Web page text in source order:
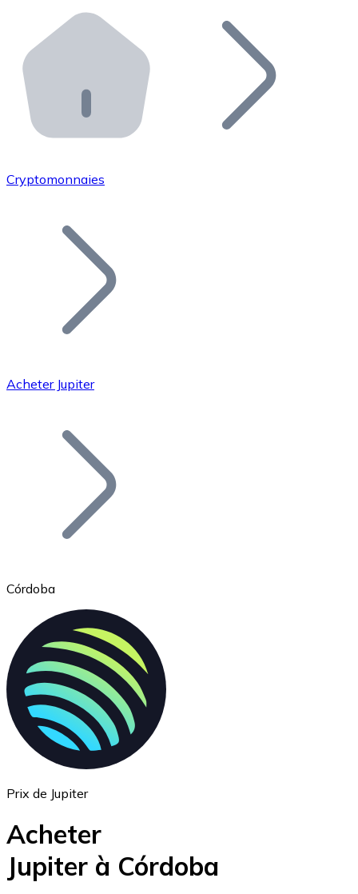
Distributeurs automatiques Bitnovo
Intégrez un ATM Bitnovo dans votre entreprise et
API Bitnovo
Intégrez notre API dans votre écosystème.
Rejoignez notre réseau de distributeurs et
Ajoutez le token de votre projet à notre service
Bitcoin
Ethereum
ETH
Cryptomonnaies
Acheter Jupiter
Córdoba
Prix de Jupiter
Acheter
Jupiter à Córdoba